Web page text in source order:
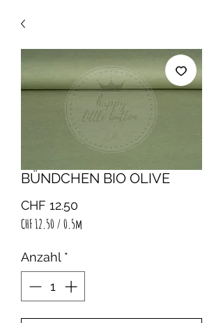
BÜNDCHEN BIO OLIVE
CHF 12.50
CHF 12.50 /0.5m
pro
0.5
Meter
Anzahl *